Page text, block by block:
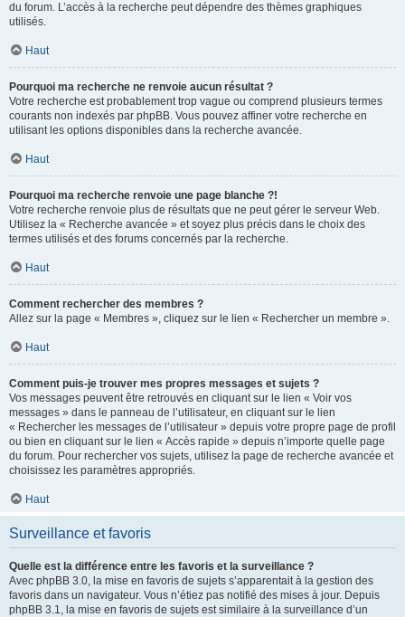
du forum. L’accès à la recherche peut dépendre des thèmes graphiques
utilisés.
Haut
Pourquoi ma recherche ne renvoie aucun résultat ?
Votre recherche est probablement trop vague ou comprend plusieurs termes
courants non indexés par phpBB. Vous pouvez affiner votre recherche en
utilisant les options disponibles dans la recherche avancée.
Haut
Pourquoi ma recherche renvoie une page blanche ?!
Votre recherche renvoie plus de résultats que ne peut gérer le serveur Web.
Utilisez la « Recherche avancée » et soyez plus précis dans le choix des
termes utilisés et des forums concernés par la recherche.
Haut
Comment rechercher des membres ?
Allez sur la page « Membres », cliquez sur le lien « Rechercher un membre ».
Haut
Comment puis-je trouver mes propres messages et sujets ?
Vos messages peuvent être retrouvés en cliquant sur le lien « Voir vos
messages » dans le panneau de l’utilisateur, en cliquant sur le lien
« Rechercher les messages de l’utilisateur » depuis votre propre page de profil
ou bien en cliquant sur le lien « Accès rapide » depuis n’importe quelle page
du forum. Pour rechercher vos sujets, utilisez la page de recherche avancée et
choisissez les paramètres appropriés.
Haut
Surveillance et favoris
Quelle est la différence entre les favoris et la surveillance ?
Avec phpBB 3.0, la mise en favoris de sujets s’apparentait à la gestion des
favoris dans un navigateur. Vous n’étiez pas notifié des mises à jour. Depuis
phpBB 3.1, la mise en favoris de sujets est similaire à la surveillance d’un